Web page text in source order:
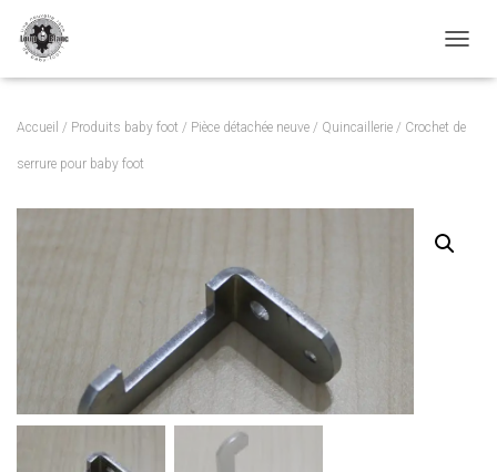
Accueil / Produits baby foot / Pièce détachée neuve / Quincaillerie / Crochet de
serrure pour baby foot